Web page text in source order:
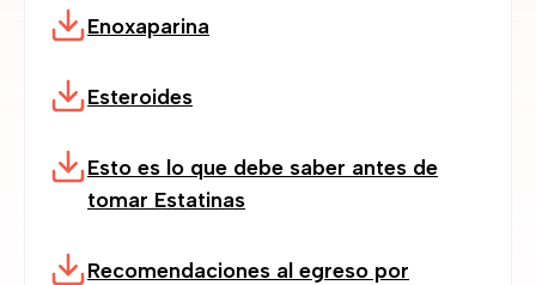
Enoxaparina
Esteroides
Esto es lo que debe saber antes de
tomar Estatinas
Recomendaciones al egreso por